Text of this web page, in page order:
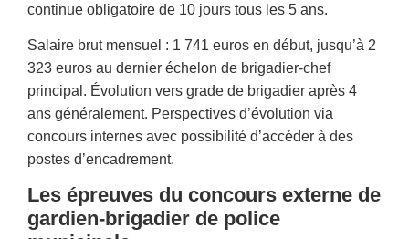
continue obligatoire de 10 jours tous les 5 ans.
Salaire brut mensuel : 1 741 euros en début, jusqu’à 2
323 euros au dernier échelon de brigadier-chef
principal. Évolution vers grade de brigadier après 4
ans généralement. Perspectives d’évolution via
concours internes avec possibilité d’accéder à des
postes d’encadrement.
Les épreuves du concours externe de
gardien-brigadier de police